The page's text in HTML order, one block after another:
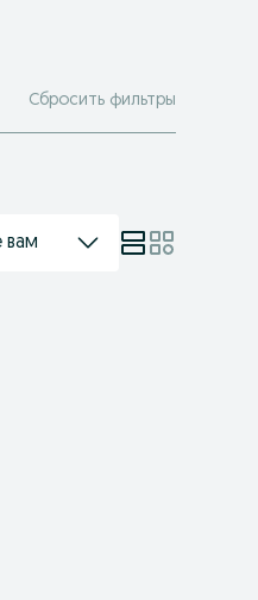
Сбросить фильтры
вам